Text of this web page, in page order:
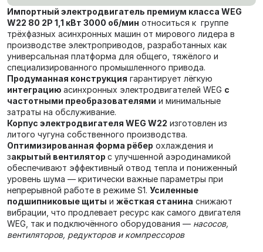
Импортный электродвигатель премиум класса WEG
W22 80 2P 1,1 кВт 3000 об/мин относиться к группе
трёхфазных асинхронных машин от мирового лидера в
производстве электроприводов, разработанных как
универсальная платформа для общего, тяжёлого и
специализированного промышленного привода.
Продуманная конструкция гарантирует лёгкую
интеграцию асинхронных электродвигателей WEG с
частотными преобразователями и минимальные
затраты на обслуживание.
Корпус электродвигателя WEG W22 изготовлен из
литого чугуна собственного производства.
Оптимизированная форма рёбер охлаждения и
закрытый вентилятор с улучшенной аэродинамикой
обеспечивают эффективный отвод тепла и пониженный
уровень шума — критически важные параметры при
непрерывной работе в режиме S1. Усиленные
подшипниковые щиты и жёсткая станина снижают
вибрации, что продлевает ресурс как самого двигателя
WEG, так и подключённого оборудования — насосов,
вентиляторов, редукторов и компрессоров